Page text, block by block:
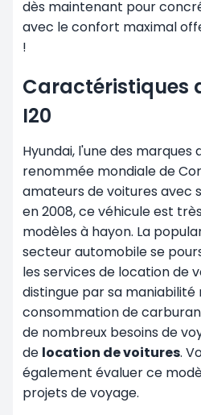
dès maintenant pour
avec le confort maximal
!
Caractéristiques
I20
Hyundai, l'une des marques
renommée mondiale de
amateurs de voitures avec
en 2008, ce véhicule est
modèles à hayon. La
secteur automobile se
les services de location de
distingue par sa
consommation de
de nombreux besoins de
de location de voitures.
également évaluer ce
projets de voyage.